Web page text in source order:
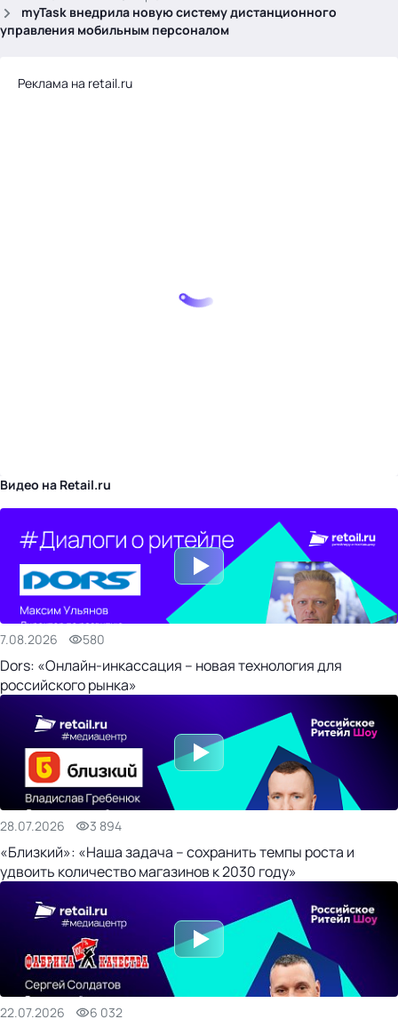
myTask внедрила новую систему дистанционного
управления мобильным персоналом
Реклама на retail.ru
Видео на Retail.ru
7.08.2026 580
Dors: «Онлайн-инкассация – новая технология для
российского рынка»
28.07.2026 3 894
«Близкий»: «Наша задача – сохранить темпы роста и
удвоить количество магазинов к 2030 году»
22.07.2026 6 032